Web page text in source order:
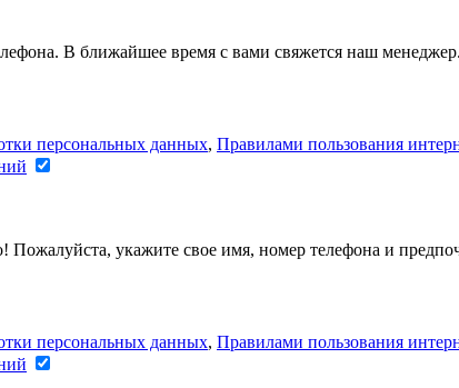
В ближайшее время с вами свяжется наш менеджер.
персональных данных, Правилами пользования
укажите свое имя, номер телефона и
персональных данных, Правилами пользования